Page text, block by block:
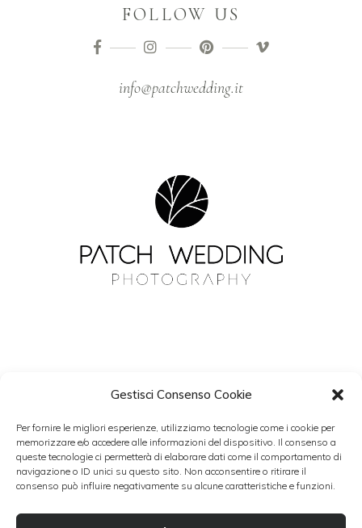
Gestisci Consenso Cookie
Per fornire le migliori esperienze, utilizziamo tecnologie come i cookie per
memorizzare e/o accedere alle informazioni del dispositivo. Il consenso a
queste tecnologie ci permetterà di elaborare dati come il comportamento di
navigazione o ID unici su questo sito. Non acconsentire o ritirare il
consenso può influire negativamente su alcune caratteristiche e funzioni.
FOLLOW US
info@patchwedding.it
Resta aggiornato con Patch Wedding.